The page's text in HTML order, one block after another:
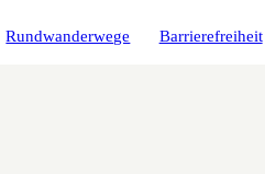
Rundwanderwege Barrierefreiheit